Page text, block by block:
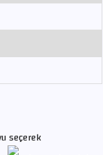
seçerek